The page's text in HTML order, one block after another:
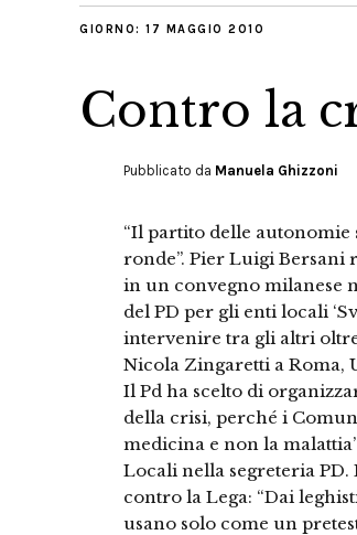
GIORNO: 17 MAGGIO 2010
Contro la
Pubblicato da Manuela Ghizzoni
“Il partito delle autonomie
ronde”. Pier Luigi Bersani
in un convegno milanese
del PD per gli enti locali
intervenire tra gli altri oltre
Nicola Zingaretti a Roma,
Il Pd ha scelto di
della crisi, perché i
medicina e non la
Locali nella segreteria
contro la Lega: “Dai
usano solo come un